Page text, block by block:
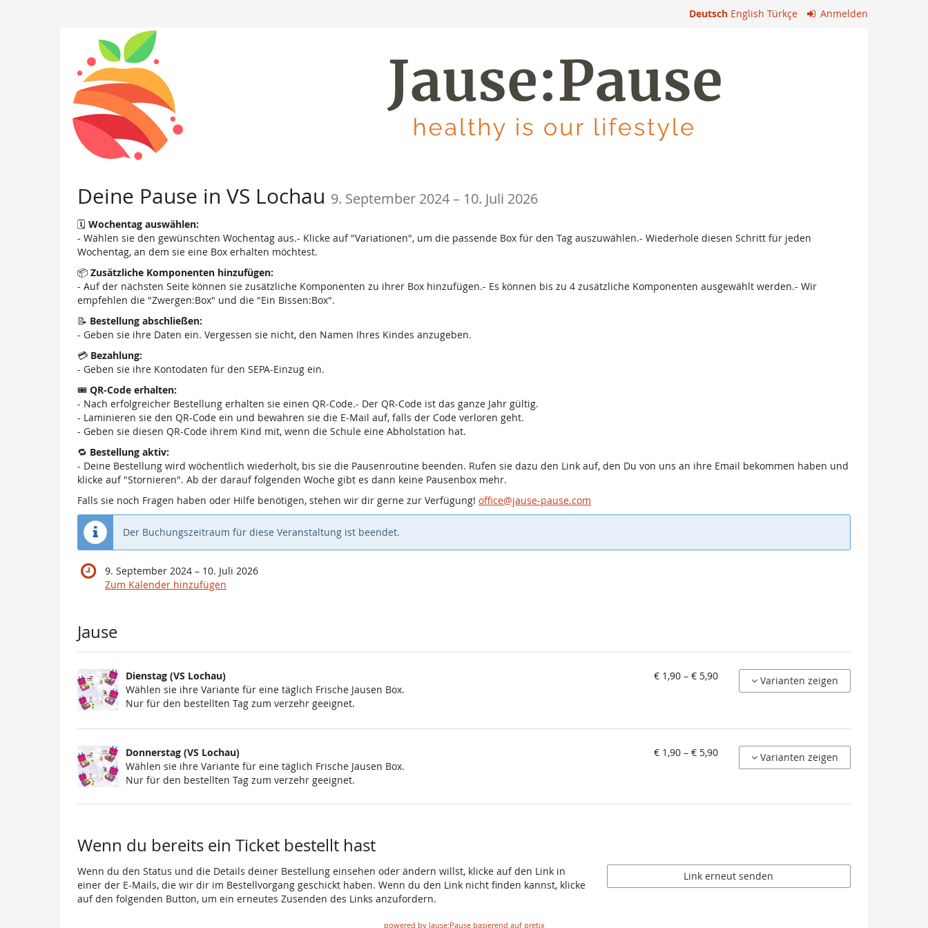
Deutsch English Türkçe Anmelden
Deine Pause in VS Lochau 9. September 2024– bis
10. Juli 2026
🗓️ Wochentag auswählen:
- Wählen sie den gewünschten Wochentag aus.- Klicke auf "Variationen", um die passende Box für den Tag auszuwählen.- Wiederhole diesen Schritt für jeden
Wochentag, an dem sie eine Box erhalten möchtest.
📦 Zusätzliche Komponenten hinzufügen:
- Auf der nächsten Seite können sie zusätzliche Komponenten zu ihrer Box hinzufügen.- Es können bis zu 4 zusätzliche Komponenten ausgewählt werden.- Wir
empfehlen die "Zwergen:Box" und die "Ein Bissen:Box".
📝 Bestellung abschließen:
- Geben sie ihre Daten ein. Vergessen sie nicht, den Namen Ihres Kindes anzugeben.
💳 Bezahlung:
- Geben sie ihre Kontodaten für den SEPA-Einzug ein.
🎟️ QR-Code erhalten:
- Nach erfolgreicher Bestellung erhalten sie einen QR-Code.- Der QR-Code ist das ganze Jahr gültig.
- Laminieren sie den QR-Code ein und bewahren sie die E-Mail auf, falls der Code verloren geht.
- Geben sie diesen QR-Code ihrem Kind mit, wenn die Schule eine Abholstation hat.
🔁 Bestellung aktiv:
- Deine Bestellung wird wöchentlich wiederholt, bis sie die Pausenroutine beenden. Rufen sie dazu den Link auf, den Du von uns an ihre Email bekommen haben und
klicke auf "Stornieren". Ab der darauf folgenden Woche gibt es dann keine Pausenbox mehr.
Falls sie noch Fragen haben oder Hilfe benötigen, stehen wir dir gerne zur Verfügung! office@jause-pause.com
Der Buchungszeitraum für diese Veranstaltung ist beendet.
9. September 2024 –bis
10. Juli 2026
Zum Kalender hinzufügen
Produkte
Jause
Dienstag (VS Lochau)
Wählen sie ihre Variante für eine täglich Frische Jausen Box.
Nur für den bestellten Tag zum verzehr geeignet.
von
€ 1,90 – € 5,90 Varianten zeigen
Donnerstag (VS Lochau)
Wählen sie ihre Variante für eine täglich Frische Jausen Box.
Nur für den bestellten Tag zum verzehr geeignet.
von
€ 1,90 – € 5,90 Varianten zeigen
Wenn du bereits ein Ticket bestellt hast
Wenn du den Status und die Details deiner Bestellung einsehen oder ändern willst, klicke auf den Link in
einer der E-Mails, die wir dir im Bestellvorgang geschickt haben. Wenn du den Link nicht finden kannst, klicke
auf den folgenden Button, um ein erneutes Zusenden des Links anzufordern.
Link erneut senden
powered by Jause:Pause basierend auf pretix